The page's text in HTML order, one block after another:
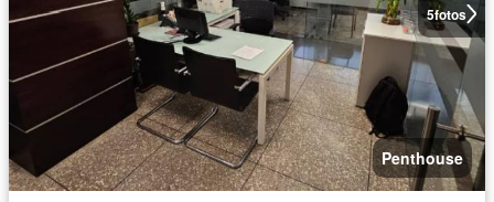
5fotos
Penthouse